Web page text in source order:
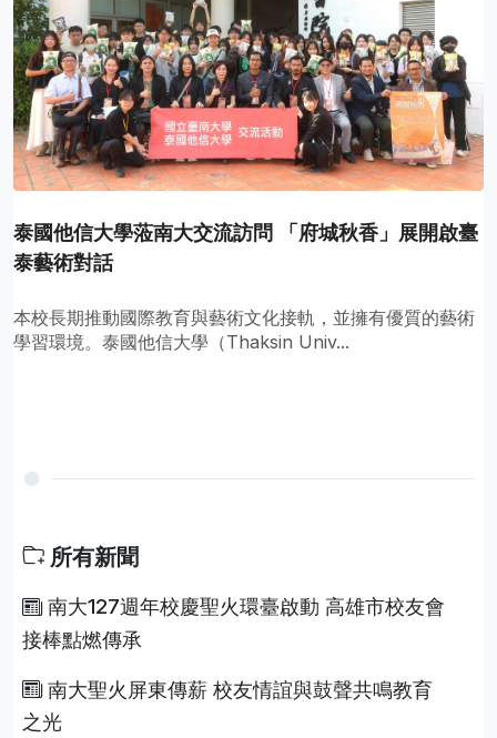
泰國他信大學蒞南大交流訪問 「府城秋香」展開啟臺
泰藝術對話
本校長期推動國際教育與藝術文化接軌，並擁有優質的藝術
學習環境。泰國他信大學（Thaksin Univ...
所有新聞
南大127週年校慶聖火環臺啟動 高雄市校友會
接棒點燃傳承
南大聖火屏東傳薪 校友情誼與鼓聲共鳴教育
之光